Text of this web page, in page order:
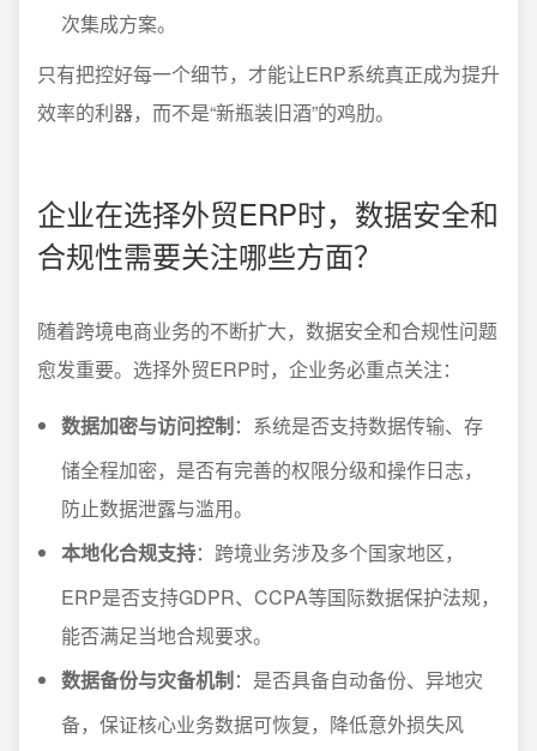
次集成方案。
只有把控好每一个细节，才能让ERP系统真正成为提升
效率的利器，而不是“新瓶装旧酒”的鸡肋。
企业在选择外贸ERP时，数据安全和
合规性需要关注哪些方面？
随着跨境电商业务的不断扩大，数据安全和合规性问题
愈发重要。选择外贸ERP时，企业务必重点关注：
数据加密与访问控制：系统是否支持数据传输、存
储全程加密，是否有完善的权限分级和操作日志，
防止数据泄露与滥用。
本地化合规支持：跨境业务涉及多个国家地区，
ERP是否支持GDPR、CCPA等国际数据保护法规，
能否满足当地合规要求。
数据备份与灾备机制：是否具备自动备份、异地灾
备，保证核心业务数据可恢复，降低意外损失风